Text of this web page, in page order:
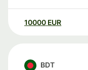
10000 EUR
BDT